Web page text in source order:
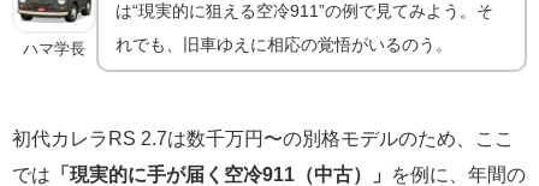
ハマ学長
は“現実的に狙える空冷911”の例で見てみよう。そ
れでも、旧車ゆえに相応の覚悟がいるのう。
初代カレラRS 2.7は数千万円〜の別格モデルのため、ここ
では 「現実的に手が届く空冷911（中古）」
を例に、年間の